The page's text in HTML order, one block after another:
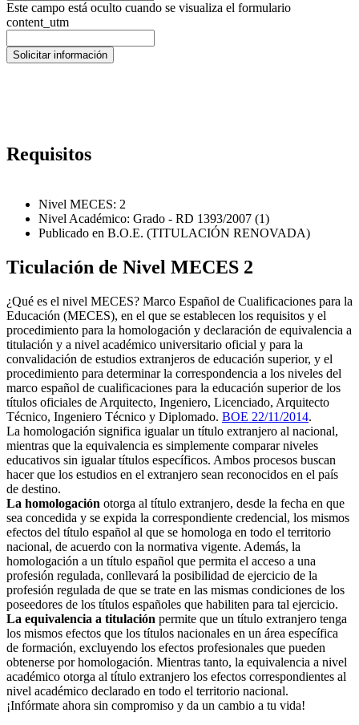
Este campo está oculto cuando se visualiza el formulario
content_utm
Requisitos
Nivel MECES: 2
Nivel Académico: Grado - RD 1393/2007 (1)
Publicado en B.O.E. (TITULACIÓN RENOVADA)
Ticulación de Nivel MECES 2
¿Qué es el nivel MECES? Marco Español de Cualificaciones para la
Educación (MECES), en el que se establecen los requisitos y el
procedimiento para la homologación y declaración de equivalencia a
titulación y a nivel académico universitario oficial y para la
convalidación de estudios extranjeros de educación superior, y el
procedimiento para determinar la correspondencia a los niveles del
marco español de cualificaciones para la educación superior de los
títulos oficiales de Arquitecto, Ingeniero, Licenciado, Arquitecto
Técnico, Ingeniero Técnico y Diplomado. BOE 22/11/2014.
La homologación significa igualar un título extranjero al nacional,
mientras que la equivalencia es simplemente comparar niveles
educativos sin igualar títulos específicos. Ambos procesos buscan
hacer que los estudios en el extranjero sean reconocidos en el país
de destino.
La homologación otorga al título extranjero, desde la fecha en que
sea concedida y se expida la correspondiente credencial, los mismos
efectos del título español al que se homologa en todo el territorio
nacional, de acuerdo con la normativa vigente. Además, la
homologación a un título español que permita el acceso a una
profesión regulada, conllevará la posibilidad de ejercicio de la
profesión regulada de que se trate en las mismas condiciones de los
poseedores de los títulos españoles que habiliten para tal ejercicio.
La equivalencia a titulación permite que un título extranjero tenga
los mismos efectos que los títulos nacionales en un área específica
de formación, excluyendo los efectos profesionales que pueden
obtenerse por homologación. Mientras tanto, la equivalencia a nivel
académico otorga al título extranjero los efectos correspondientes al
nivel académico declarado en todo el territorio nacional.
¡Infórmate ahora sin compromiso y da un cambio a tu vida!